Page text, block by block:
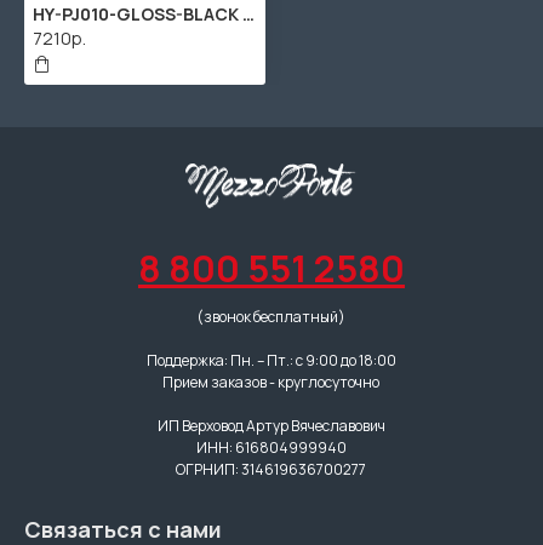
HY-PJ010-GLOSS-BLACK Банкетка, черная, искусственная кожа, Rin
7210р.
8 800 551 2580
(звонок бесплатный)
Поддержка: Пн. – Пт.: с 9:00 до 18:00
Прием заказов - круглосуточно
ИП Верховод Артур Вячеславович
ИНН: 616804999940
ОГРНИП: 314619636700277
Связаться с нами